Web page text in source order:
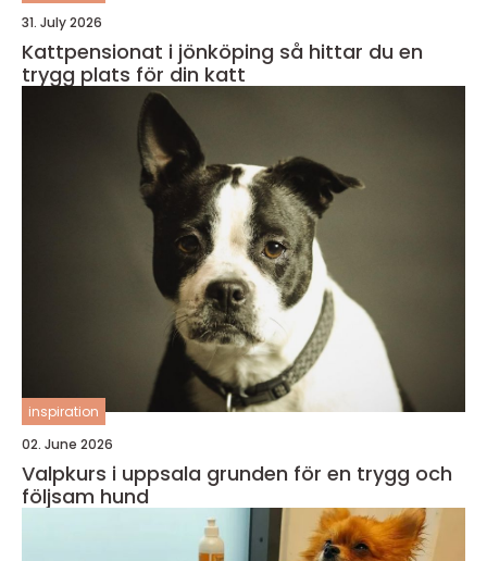
31. July 2026
Kattpensionat i jönköping så hittar du en
trygg plats för din katt
inspiration
02. June 2026
Valpkurs i uppsala grunden för en trygg och
följsam hund